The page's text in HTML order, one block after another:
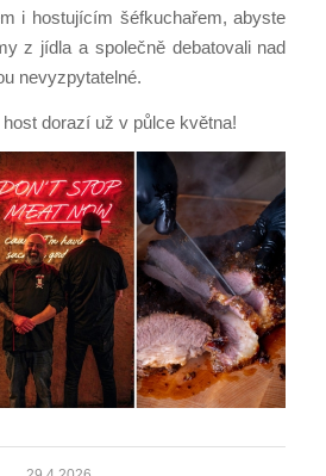
i hostujícím šéfkuchařem, abyste
z jídla a společně debatovali nad
nevyzpytatelné.
dorazí už v půlce května!